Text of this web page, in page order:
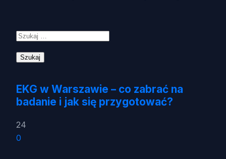
EKG w Warszawie – co zabrać na
badanie i jak się przygotować?
24
0